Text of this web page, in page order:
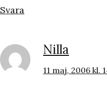
Svara
Nilla
11 maj, 2006 kl.